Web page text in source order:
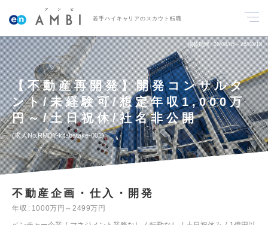
若手ハイキャリアのスカウト転職
掲載期間 26/08/05～26/08/18
【不動産再開発】開発コンサルタ
ント/未経験可/想定年収1,000万
円～/土日祝休/社名非公開
求人No.RMDY-kitabatake-002
不動産企画・仕入・開発
年収
1000万円～2499万円